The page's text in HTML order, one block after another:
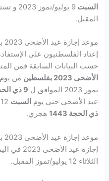
السبت
المقبل.
موعد إجازة عيد الأضحى 2023 بفلسطين
إعتاد الفلسطنيون على الإستفادة
حسب البيانات السابقة فمن
الأضحى 2023 بفلسطين
من
تموز 2023 الموافق ل
9 ذي الحجة 1443
عيد الأضحى حتى يوم السبت
ذي الحجة 1443
هجري.
موعد إجازة عيد الأضحى 2023 باليمن
الثلاثاء 12 يوليو/تموز المقبل.